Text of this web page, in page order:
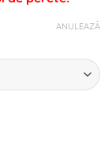
ANULEAZĂ